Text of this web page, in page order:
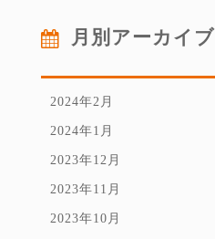
月別アーカイブ
2024年2月
2024年1月
2023年12月
2023年11月
2023年10月